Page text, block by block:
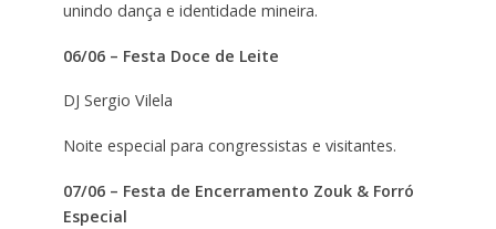
unindo dança e identidade mineira.
06/06 – Festa Doce de Leite
DJ Sergio Vilela
Noite especial para congressistas e visitantes.
07/06 – Festa de Encerramento Zouk & Forró
Especial